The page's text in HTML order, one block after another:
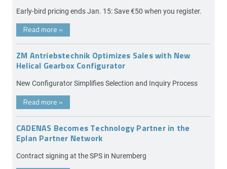
Early-bird pricing ends Jan. 15: Save €50 when you register.
Read more »
ZM Antriebstechnik Optimizes Sales with New
Helical Gearbox Configurator
New Configurator Simplifies Selection and Inquiry Process
Read more »
CADENAS Becomes Technology Partner in the
Eplan Partner Network
Contract signing at the SPS in Nuremberg